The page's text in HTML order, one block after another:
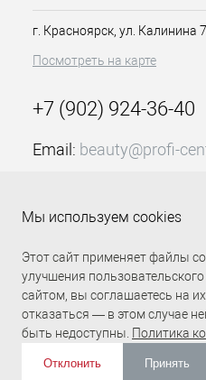
есть,
г. Красноярск, ул. Калинина
Посмотреть на карте
+7 (902) 924-36-40
Email: beauty@profi-
Прямая связь Profi Center
Мы используем cookies
Этот сайт применяет файлы
улучшения
сайтом, вы соглашаетесь на
отказаться — в этом случае
быть недоступны. Политика
Отклонить Принять